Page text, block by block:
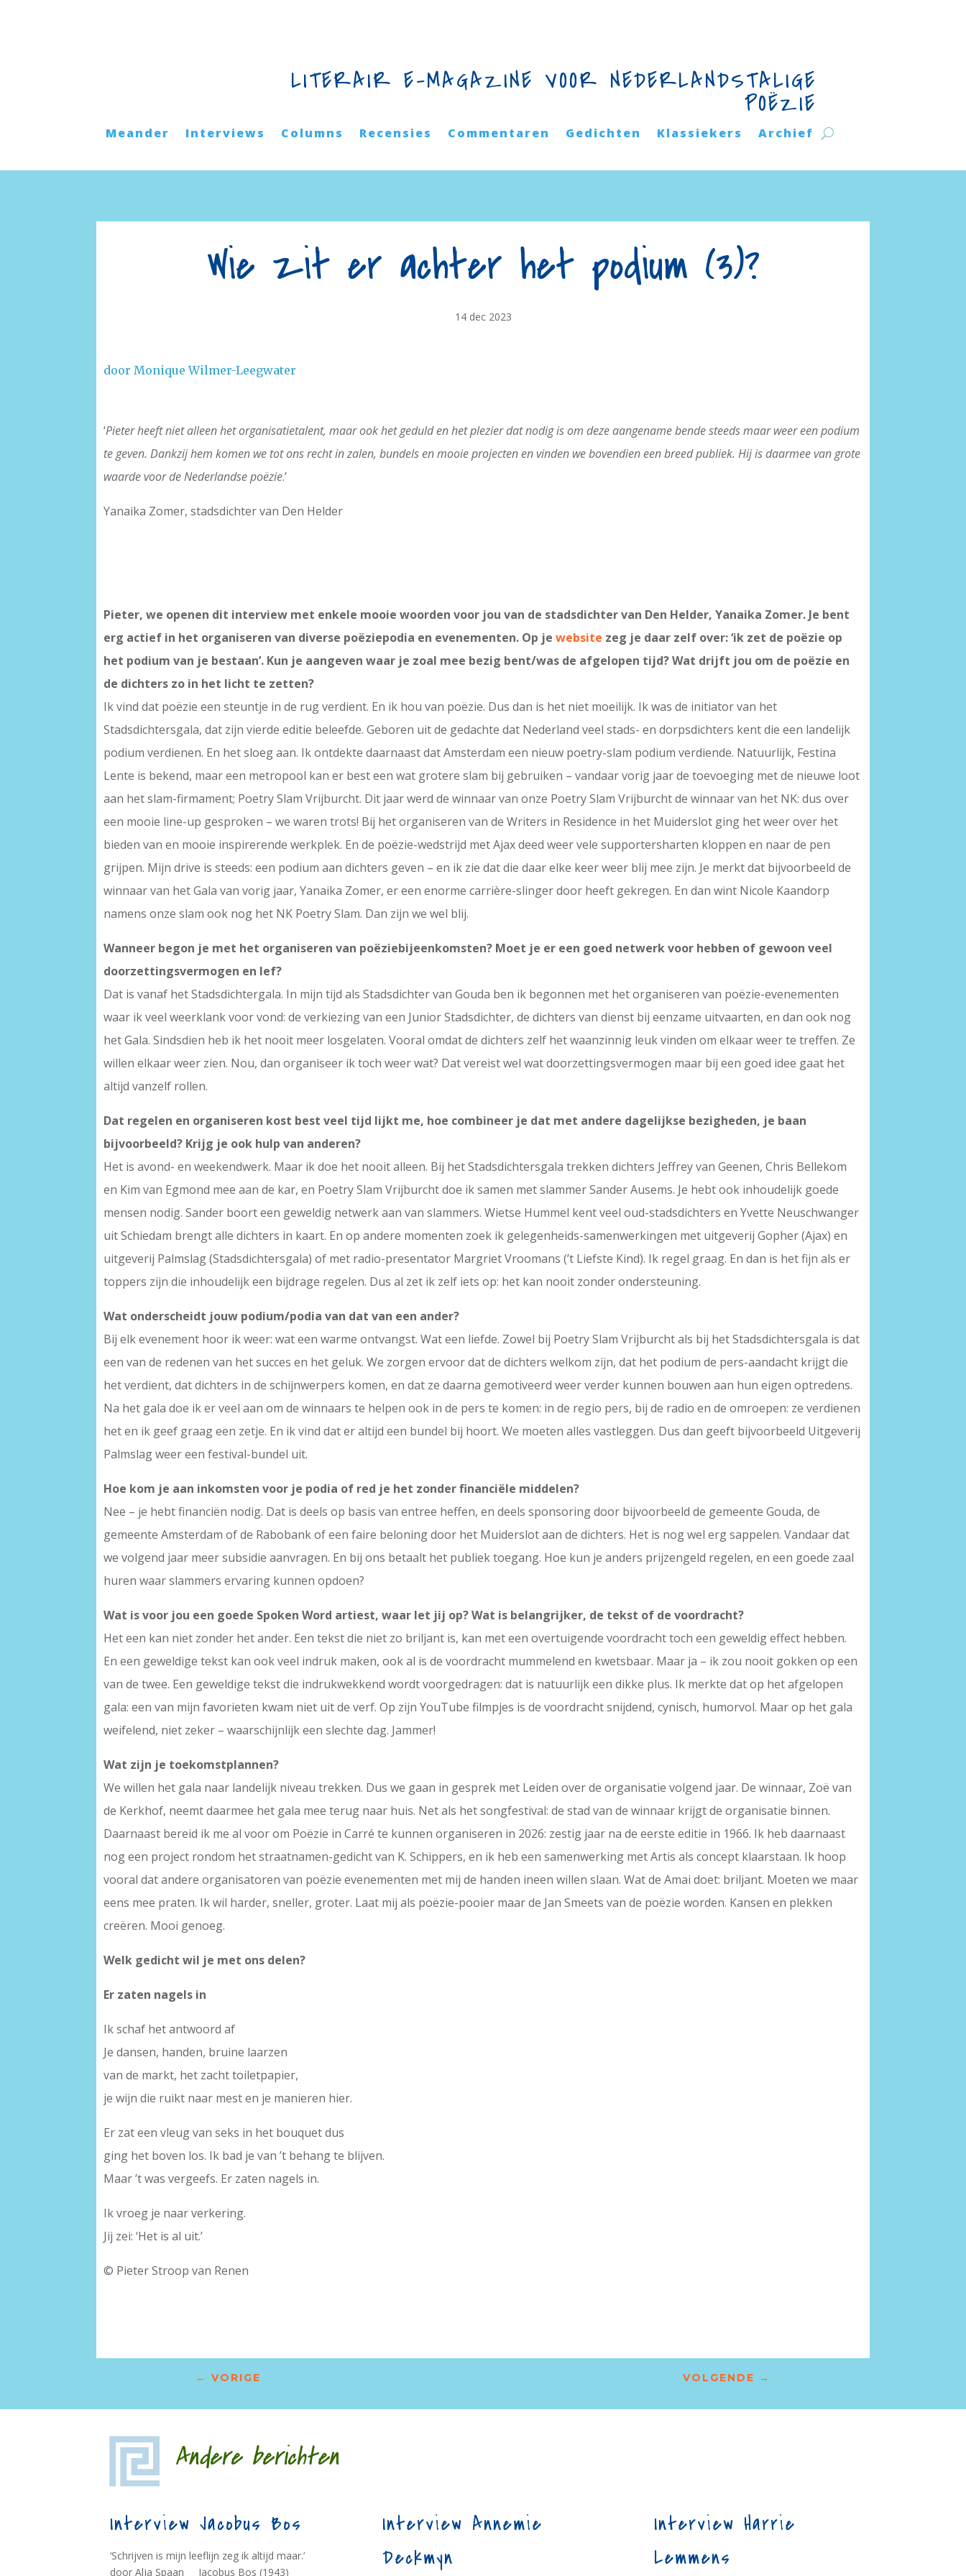
LITERAIR E-MAGAZINE VOOR NEDERLANDSTALIGE
POËZIE
Meander Interviews Columns Recensies Commentaren Gedichten Klassiekers Archief
Wie zit er achter het podium (3)?
14 dec 2023
door Monique Wilmer-Leegwater
‘Pieter heeft niet alleen het organisatietalent, maar ook het geduld en het plezier dat nodig is om deze aangename bende steeds maar weer een podium
te geven. Dankzij hem komen we tot ons recht in zalen, bundels en mooie projecten en vinden we bovendien een breed publiek. Hij is daarmee van grote
waarde voor de Nederlandse poëzie.’
Yanaika Zomer, stadsdichter van Den Helder
Pieter, we openen dit interview met enkele mooie woorden voor jou van de stadsdichter van Den Helder, Yanaika Zomer. Je bent
erg actief in het organiseren van diverse poëziepodia en evenementen. Op jewebsite zeg je daar zelf over: ‘ik zet de poëzie op
het podium van je bestaan’. Kun je aangeven waar je zoal mee bezig bent/was de afgelopen tijd? Wat drijft jou om de poëzie en
de dichters zo in het licht te zetten?
Ik vind dat poëzie een steuntje in de rug verdient. En ik hou van poëzie. Dus dan is het niet moeilijk. Ik was de initiator van het
Stadsdichtersgala, dat zijn vierde editie beleefde. Geboren uit de gedachte dat Nederland veel stads- en dorpsdichters kent die een landelijk
podium verdienen. En het sloeg aan. Ik ontdekte daarnaast dat Amsterdam een nieuw poetry-slam podium verdiende. Natuurlijk, Festina
Lente is bekend, maar een metropool kan er best een wat grotere slam bij gebruiken – vandaar vorig jaar de toevoeging met de nieuwe loot
aan het slam-firmament; Poetry Slam Vrijburcht. Dit jaar werd de winnaar van onze Poetry Slam Vrijburcht de winnaar van het NK: dus over
een mooie line-up gesproken – we waren trots! Bij het organiseren van de Writers in Residence in het Muiderslot ging het weer over het
bieden van en mooie inspirerende werkplek. En de poëzie-wedstrijd met Ajax deed weer vele supportersharten kloppen en naar de pen
grijpen. Mijn drive is steeds: een podium aan dichters geven – en ik zie dat die daar elke keer weer blij mee zijn. Je merkt dat bijvoorbeeld de
winnaar van het Gala van vorig jaar, Yanaika Zomer, er een enorme carrière-slinger door heeft gekregen. En dan wint Nicole Kaandorp
namens onze slam ook nog het NK Poetry Slam. Dan zijn we wel blij.
Wanneer begon je met het organiseren van poëziebijeenkomsten? Moet je er een goed netwerk voor hebben of gewoon veel
doorzettingsvermogen en lef?
Dat is vanaf het Stadsdichtergala. In mijn tijd als Stadsdichter van Gouda ben ik begonnen met het organiseren van poëzie-evenementen
waar ik veel weerklank voor vond: de verkiezing van een Junior Stadsdichter, de dichters van dienst bij eenzame uitvaarten, en dan ook nog
het Gala. Sindsdien heb ik het nooit meer losgelaten. Vooral omdat de dichters zelf het waanzinnig leuk vinden om elkaar weer te treffen. Ze
willen elkaar weer zien. Nou, dan organiseer ik toch weer wat? Dat vereist wel wat doorzettingsvermogen maar bij een goed idee gaat het
altijd vanzelf rollen.
Dat regelen en organiseren kost best veel tijd lijkt me, hoe combineer je dat met andere dagelijkse bezigheden, je baan
bijvoorbeeld? Krijg je ook hulp van anderen?
Het is avond- en weekendwerk. Maar ik doe het nooit alleen. Bij het Stadsdichtersgala trekken dichters Jeffrey van Geenen, Chris Bellekom
en Kim van Egmond mee aan de kar, en Poetry Slam Vrijburcht doe ik samen met slammer Sander Ausems. Je hebt ook inhoudelijk goede
mensen nodig. Sander boort een geweldig netwerk aan van slammers. Wietse Hummel kent veel oud-stadsdichters en Yvette Neuschwanger
uit Schiedam brengt alle dichters in kaart. En op andere momenten zoek ik gelegenheids-samenwerkingen met uitgeverij Gopher (Ajax) en
uitgeverij Palmslag (Stadsdichtersgala) of met radio-presentator Margriet Vroomans (’t Liefste Kind). Ik regel graag. En dan is het fijn als er
toppers zijn die inhoudelijk een bijdrage regelen. Dus al zet ik zelf iets op: het kan nooit zonder ondersteuning.
Wat onderscheidt jouw podium/podia van dat van een ander?
Bij elk evenement hoor ik weer: wat een warme ontvangst. Wat een liefde. Zowel bij Poetry Slam Vrijburcht als bij het Stadsdichtersgala is dat
een van de redenen van het succes en het geluk. We zorgen ervoor dat de dichters welkom zijn, dat het podium de pers-aandacht krijgt die
het verdient, dat dichters in de schijnwerpers komen, en dat ze daarna gemotiveerd weer verder kunnen bouwen aan hun eigen optredens.
Na het gala doe ik er veel aan om de winnaars te helpen ook in de pers te komen: in de regio pers, bij de radio en de omroepen: ze verdienen
het en ik geef graag een zetje. En ik vind dat er altijd een bundel bij hoort. We moeten alles vastleggen. Dus dan geeft bijvoorbeeld Uitgeverij
Palmslag weer een festival-bundel uit.
Hoe kom je aan inkomsten voor je podia of red je het zonder financiële middelen?
Nee – je hebt financiën nodig. Dat is deels op basis van entree heffen, en deels sponsoring door bijvoorbeeld de gemeente Gouda, de
gemeente Amsterdam of de Rabobank of een faire beloning door het Muiderslot aan de dichters. Het is nog wel erg sappelen. Vandaar dat
we volgend jaar meer subsidie aanvragen. En bij ons betaalt het publiek toegang. Hoe kun je anders prijzengeld regelen, en een goede zaal
huren waar slammers ervaring kunnen opdoen?
Wat is voor jou een goede Spoken Word artiest, waar let jij op? Wat is belangrijker, de tekst of de voordracht?
Het een kan niet zonder het ander. Een tekst die niet zo briljant is, kan met een overtuigende voordracht toch een geweldig effect hebben.
En een geweldige tekst kan ook veel indruk maken, ook al is de voordracht mummelend en kwetsbaar. Maar ja – ik zou nooit gokken op een
van de twee. Een geweldige tekst die indrukwekkend wordt voorgedragen: dat is natuurlijk een dikke plus. Ik merkte dat op het afgelopen
gala: een van mijn favorieten kwam niet uit de verf. Op zijn YouTube filmpjes is de voordracht snijdend, cynisch, humorvol. Maar op het gala
weifelend, niet zeker – waarschijnlijk een slechte dag. Jammer!
Wat zijn je toekomstplannen?
We willen het gala naar landelijk niveau trekken. Dus we gaan in gesprek met Leiden over de organisatie volgend jaar. De winnaar, Zoë van
de Kerkhof, neemt daarmee het gala mee terug naar huis. Net als het songfestival: de stad van de winnaar krijgt de organisatie binnen.
Daarnaast bereid ik me al voor om Poëzie in Carré te kunnen organiseren in 2026: zestig jaar na de eerste editie in 1966. Ik heb daarnaast
nog een project rondom het straatnamen-gedicht van K. Schippers, en ik heb een samenwerking met Artis als concept klaarstaan. Ik hoop
vooral dat andere organisatoren van poëzie evenementen met mij de handen ineen willen slaan. Wat de Amai doet: briljant. Moeten we maar
eens mee praten. Ik wil harder, sneller, groter. Laat mij als poëzie-pooier maar de Jan Smeets van de poëzie worden. Kansen en plekken
creëren. Mooi genoeg.
Welk gedicht wil je met ons delen?
Er zaten nagels in
Ik schaf het antwoord af
Je dansen, handen, bruine laarzen
van de markt, het zacht toiletpapier,
je wijn die ruikt naar mest en je manieren hier.
Er zat een vleug van seks in het bouquet dus
ging het boven los. Ik bad je van ’t behang te blijven.
Maar ’t was vergeefs. Er zaten nagels in.
Ik vroeg je naar verkering.
Jij zei: ‘Het is al uit.’
© Pieter Stroop van Renen
← VORIGE VOLGENDE →
Andere berichten
Interview Jacobus Bos
‘Schrijven is mijn leeflijn zeg ik altijd maar.’
door Alja Spaan Jacobus Bos (1943)
Interview Annemie
Deckmyn
Interview Harrie
Lemmens